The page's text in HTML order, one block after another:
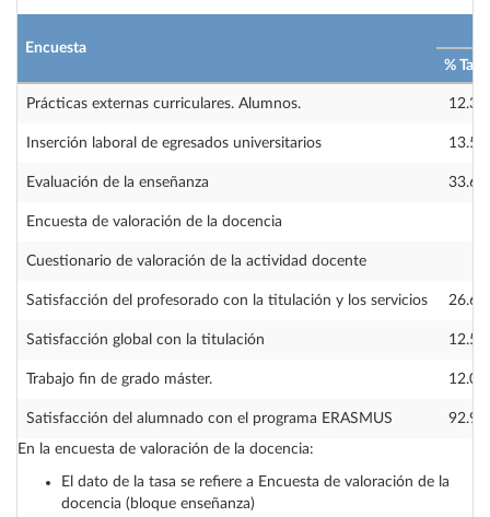
Encuesta
% Tasa
Prácticas externas curriculares. Alumnos. 12.37
Inserción laboral de egresados universitarios 13.52
Evaluación de la enseñanza 33.65
Encuesta de valoración de la docencia
Cuestionario de valoración de la actividad docente
Satisfacción del profesorado con la titulación y los servicios 26.60
Satisfacción global con la titulación 12.50
Trabajo fin de grado máster. 12.00
Satisfacción del alumnado con el programa ERASMUS
92.90
En la encuesta de valoración de la docencia:
El dato de la tasa se refiere a Encuesta de valoración de la
docencia (bloque enseñanza)